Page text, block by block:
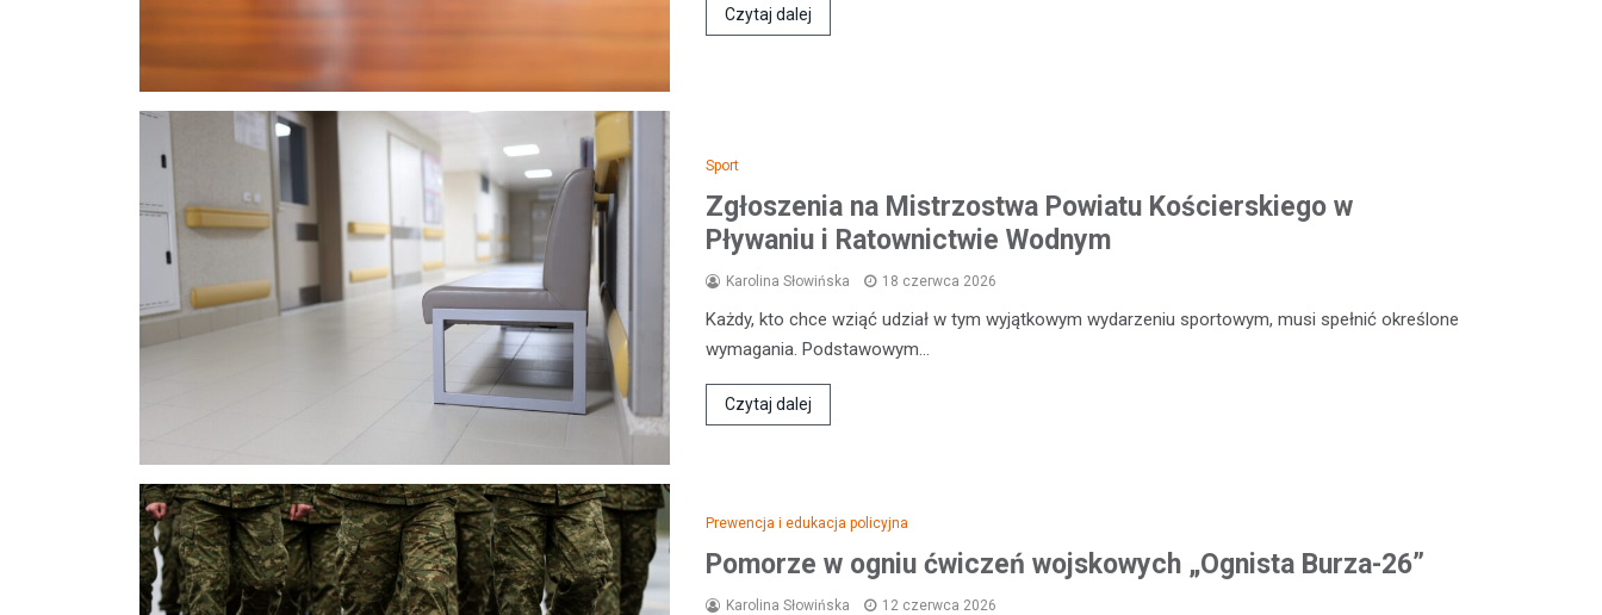
Czytaj dalej
Sport
Zgłoszenia na Mistrzostwa Powiatu Kościerskiego w
Pływaniu i Ratownictwie Wodnym
Karolina Słowińska 18 czerwca 2026
Każdy, kto chce wziąć udział w tym wyjątkowym wydarzeniu sportowym, musi spełnić określone
wymagania. Podstawowym…
Czytaj dalej
Prewencja i edukacja policyjna
Pomorze w ogniu ćwiczeń wojskowych „Ognista Burza-26”
Karolina Słowińska 12 czerwca 2026